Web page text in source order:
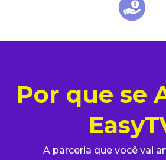
Por que se
A parceria que você vai